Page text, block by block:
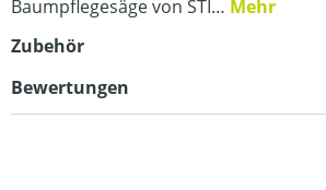
Baumpflegesäge von STI… Mehr
Zubehör
Bewertungen